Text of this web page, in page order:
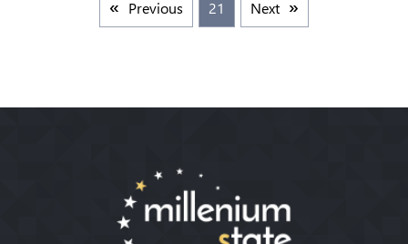
Previous 21 Next